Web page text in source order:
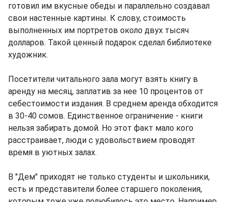
готовил им вкусные обеды и параллельно создавал
свои настенные картины. К слову, стоимость
выполненных им портретов около двух тысяч
долларов. Такой ценный подарок сделал библиотеке
художник.
Посетители читального зала могут взять книгу в
аренду на месяц, заплатив за нее 10 процентов от
себестоимости издания. В среднем аренда обходится
в 30-40 сомов. Единственное ограничение - книги
нельзя забирать домой. Но этот факт мало кого
расстраивает, люди с удовольствием проводят
время в уютных залах.
В "Дем" приходят не только студенты и школьники,
есть и представители более старшего поколения,